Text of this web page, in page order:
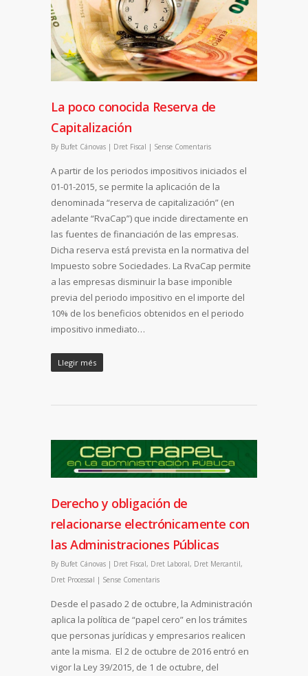
La poco conocida Reserva de
Capitalización
By Bufet Cánovas | Dret Fiscal | Sense Comentaris
A partir de los periodos impositivos iniciados el
01-01-2015, se permite la aplicación de la
denominada “reserva de capitalización” (en
adelante “RvaCap”) que incide directamente en
las fuentes de financiación de las empresas.
Dicha reserva está prevista en la normativa del
Impuesto sobre Sociedades. La RvaCap permite
a las empresas disminuir la base imponible
previa del periodo impositivo en el importe del
10% de los beneficios obtenidos en el periodo
impositivo inmediato…
Llegir més
Derecho y obligación de
relacionarse electrónicamente con
las Administraciones Públicas
By Bufet Cánovas | Dret Fiscal, Dret Laboral, Dret Mercantil,
Dret Processal | Sense Comentaris
Desde el pasado 2 de octubre, la Administración
aplica la política de “papel cero” en los trámites
que personas jurídicas y empresarios realicen
ante la misma. El 2 de octubre de 2016 entró en
vigor la Ley 39/2015, de 1 de octubre, del